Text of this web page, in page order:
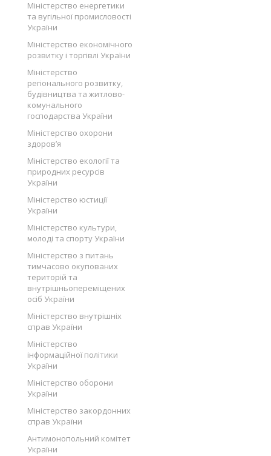
Міністерство енергетики
та вугільної промисловості
України
Міністерство економічного
розвитку і торгівлі України
Міністерство
регіонального розвитку,
будівництва та житлово-
комунального
господарства України
Міністерство охорони
здоров’я
Міністерство екології та
природних ресурсів
України
Міністерство юстиції
України
Міністерство культури,
молоді та спорту України
Міністерство з питань
тимчасово окупованих
територій та
внутрішньопереміщених
осіб України
Міністерство внутрішніх
справ України
Міністерство
інформаційної політики
України
Міністерство оборони
України
Міністерство закордонних
справ України
Антимонопольний комітет
України